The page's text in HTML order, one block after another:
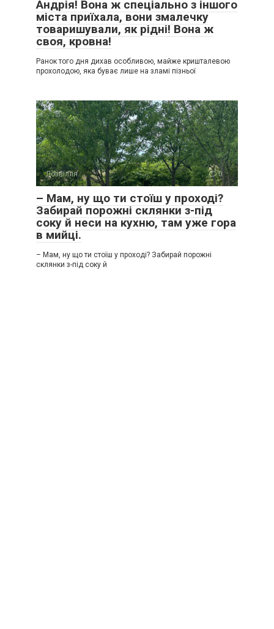
Андрія! Вона ж спеціально з іншого
міста приїхала, вони змалечку
товаришували, як рідні! Вона ж
своя, кровна!
Ранок того дня дихав особливою, майже кришталевою
прохолодою, яка буває лише на зламі пізньої
Дозвілля 0
– Мам, ну що ти стоїш у проході?
Забирай порожні склянки з-під
соку й неси на кухню, там уже гора
в мийці.
– Мам, ну що ти стоїш у проході? Забирай порожні
склянки з-під соку й